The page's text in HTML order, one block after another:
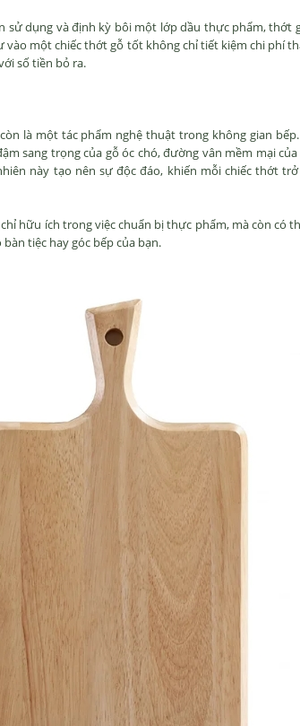
sử dụng và định kỳ bôi một lớp dầu thực phẩm, thớt
một chiếc thớt gỗ tốt không chỉ tiết kiệm chi phí
số tiền bỏ ra.
là một tác phẩm nghệ thuật trong không gian
sang trọng của gỗ óc chó, đường vân mềm mại
này tạo nên sự độc đáo, khiến mỗi chiếc thớt
hữu ích trong việc chuẩn bị thực phẩm, mà còn có
tiệc hay góc bếp của bạn.